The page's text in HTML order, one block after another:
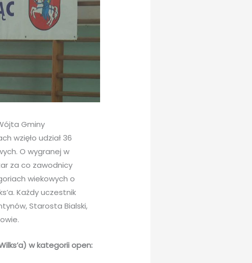
Gminy
wzięło udział 36
O wygranej w
za co zawodnicy
wiekowych o
Każdy uczestnik
Starosta Bialski,
w kategorii open: